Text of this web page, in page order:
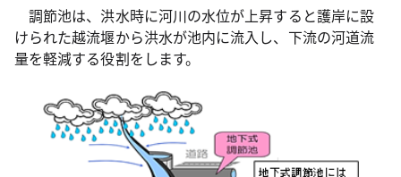
調節池は、洪水時に河川の水位が上昇すると護岸に設
けられた越流堰から洪水が池内に流入し、下流の河道流
量を軽減する役割をします。